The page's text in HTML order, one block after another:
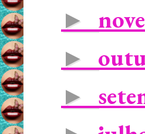
►
►
►